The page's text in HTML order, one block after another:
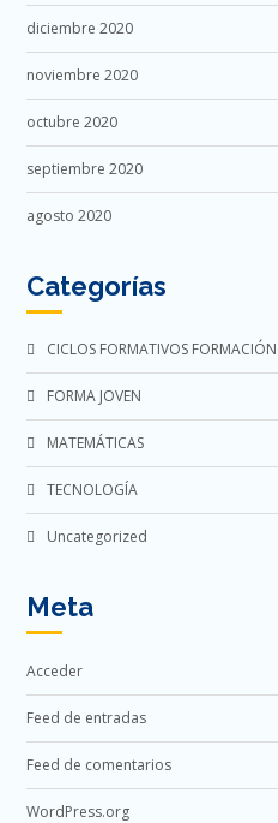
diciembre 2020
noviembre 2020
octubre 2020
septiembre 2020
agosto 2020
Categorías
CICLOS FORMATIVOS
FORMA JOVEN
MATEMÁTICAS
TECNOLOGÍA
Uncategorized
Meta
Acceder
Feed de entradas
Feed de comentarios
WordPress.org